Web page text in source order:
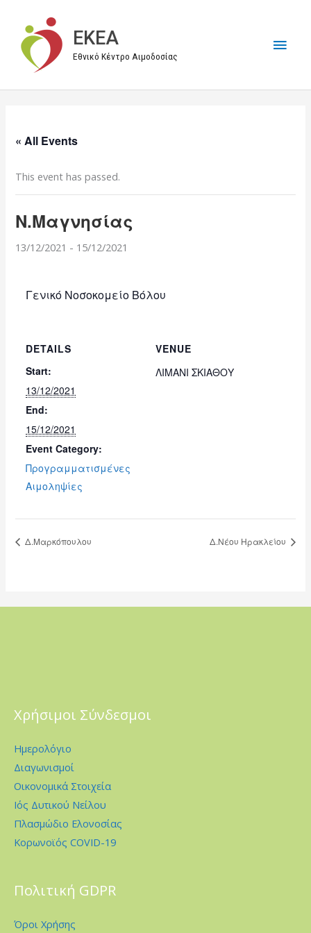
περιεχόμενο
EKEA
Εθνικό Κέντρο Αιμοδοσίας
« All Events
This event has passed.
Ν.Μαγνησίας
13/12/2021 - 15/12/2021
Γενικό Νοσοκομείο Βόλου
DETAILS
Start:
13/12/2021
End:
15/12/2021
Event Category:
Προγραμματισμένες
Αιμοληψίες
VENUE
ΛΙΜΑΝΙ ΣΚΙΑΘΟΥ
Δ.Μαρκόπουλου Δ.Νέου Ηρακλείου
Χρήσιμοι Σύνδεσμοι
Ημερολόγιο
Διαγωνισμοί
Οικονομικά Στοιχεία
Ιός Δυτικού Νείλου
Πλασμώδιο Ελονοσίας
Κορωνοϊός COVID-19
Πολιτική GDPR
Όροι Χρήσης